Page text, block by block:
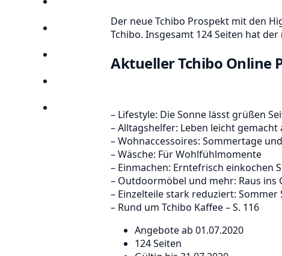
Der neue Tchibo Prospekt mit den
Tchibo. Insgesamt 124 Seiten hat
Aktueller Tchibo Online
– Lifestyle: Die Sonne lässt grüßen
– Alltagshelfer: Leben leicht gemacht
– Wohnaccessoires: Sommertage
– Wäsche: Für Wohlfühlmomente
– Einmachen: Erntefrisch einkochen
– Outdoormöbel und mehr: Raus ins
– Einzelteile stark reduziert: Sommer
– Rund um Tchibo Kaffee – S. 116
Angebote ab 01.07.2020
124 Seiten